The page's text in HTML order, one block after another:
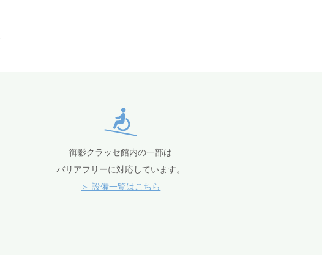
御影クラッセ館内の一部は
バリアフリーに対応しています。
＞ 設備一覧はこちら